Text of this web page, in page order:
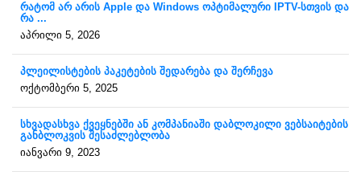
რატომ არ არის Apple და Windows ოპტიმალური IPTV-სთვის და
რა ...
აპრილი 5, 2026
პლეილისტების პაკეტების შედარება და შერჩევა
ოქტომბერი 5, 2025
სხვადასხვა ქვეყნებში ან კომპანიაში დაბლოკილი ვებსაიტების
განბლოკვის შესაძლებლობა
იანვარი 9, 2023